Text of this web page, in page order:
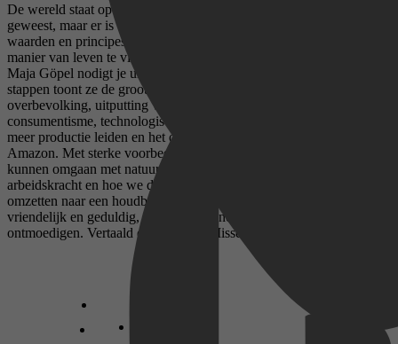
De wereld staat op een kantelpunt. We zijn nog nooit zo welvarend
geweest, maar er is crisis waar we ook kijken. Het is tijd om onze
waarden en principes te herzien, nieuwe doelen te stellen en een
manier van leven te vinden die ook voor de planeet houdbaar is.
Maja Göpel nodigt je uit om de wereld opnieuw te bezien. In zeven
stappen toont ze de grootste uitdagingen van deze generatie:
overbevolking, uitputting van natuurlijke hulpbronnen, ongebreideld
consumentisme, technologische ontwikkelingen die alleen maar tot
meer productie leiden en het ontstaan van ‘oligopolisten’ zoals
Amazon. Met sterke voorbeelden laat ze zien hoe we slimmer
kunnen omgaan met natuurlijke bronnen en menselijke
arbeidskracht en hoe we de huidige omstandigheden kunnen
omzetten naar een houdbare situatie. Haar uitgangspunten: blijf
vriendelijk en geduldig, zoek medestanders en laat je niet
ontmoedigen. Vertaald door Marcel Misset.